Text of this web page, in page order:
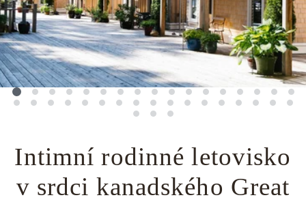
Intimní rodinné letovisko
v srdci kanadského Great
Všechny destinace
Private jet
Golfová dovolená
Dovolená na pláži
Prodloužený víkend
Safari
Privátní vily
Uganda
Island
Botswana